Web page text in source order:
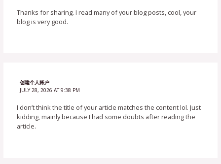
Thanks for sharing. I read many of your blog posts, cool, your
blog is very good.
创建个人账户
JULY 28, 2026 AT 9:38 PM
I don’t think the title of your article matches the content lol. Just
kidding, mainly because I had some doubts after reading the
article.